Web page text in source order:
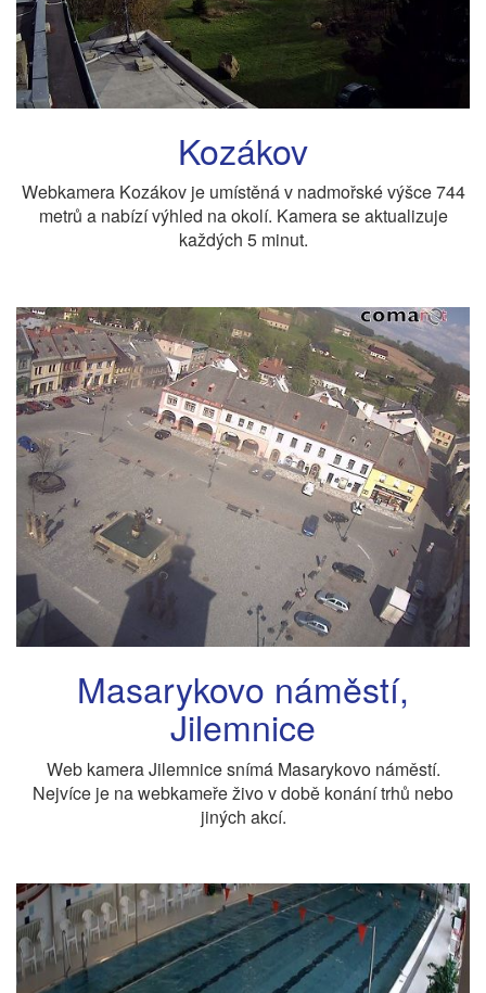
Kozákov
Webkamera Kozákov je umístěná v nadmořské výšce 744
metrů a nabízí výhled na okolí. Kamera se aktualizuje
každých 5 minut.
Masarykovo náměstí,
Jilemnice
Web kamera Jilemnice snímá Masarykovo náměstí.
Nejvíce je na webkameře živo v době konání trhů nebo
jiných akcí.